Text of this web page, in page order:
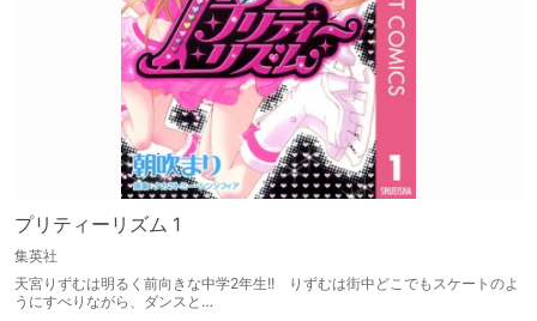
プリティーリズム 1
集英社
天宮りずむは明るく前向きな中学2年生!! りずむは街中どこでもスケートのよ
うにすべりながら、ダンスと…